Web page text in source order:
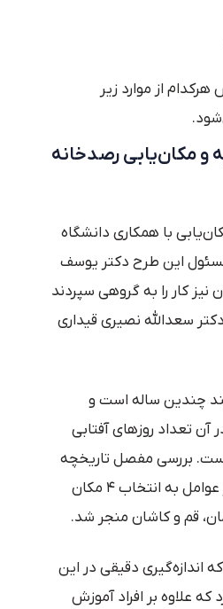
از موارد زیر
و مکان‌یابی رصدخانه
با همکاری دانشگاه
این طرح دکتر یوسف
نیز کار را به گروهی سپردند
سعدالله نصیری قیداری
چندین ساله است و
تعداد روزهای آفتابی
بررسی مفصل تاریخچه
هواشناسی و سایر عوامل به انتخاب ۴ مکان
قم و کاشان منجر شد.
اندازه‌گیری دقیقی در این
علاوه بر افراد آموزش